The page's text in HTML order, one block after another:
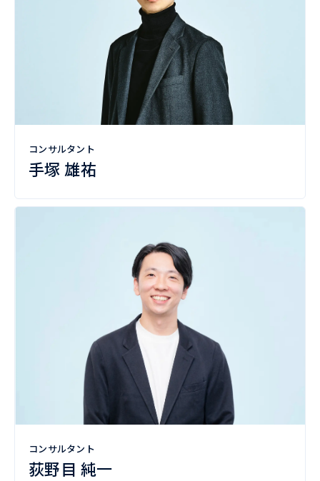
コンサルタント
手塚 雄祐
コンサルタント
荻野目 純一